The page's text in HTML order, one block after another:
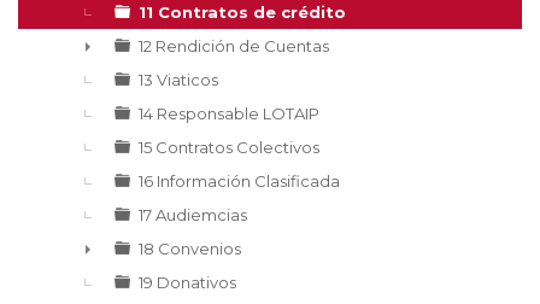
►
11 Contratos de crédito
►
12 Rendición de Cuentas
13 Viaticos
14 Responsable LOTAIP
15 Contratos Colectivos
16 Información Clasificada
17 Audiemcias
►
18 Convenios
19 Donativos